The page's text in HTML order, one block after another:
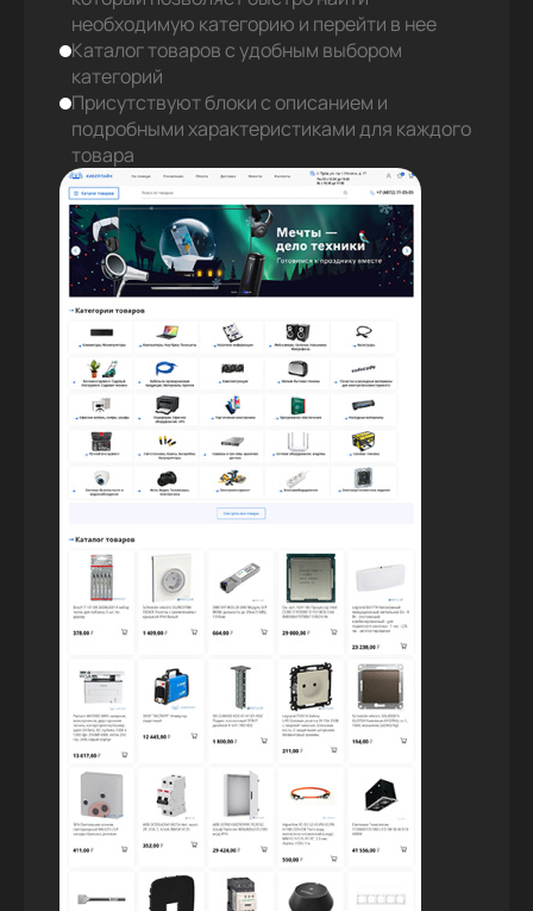
необходимую категорию и перейти в нее
Каталог товаров с удобным выбором
категорий
Присутствуют блоки с описанием и
подробными характеристиками для каждого
товара